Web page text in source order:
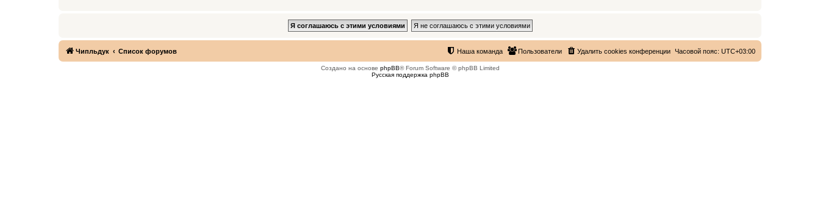
Чипльдук Список форумов Часовой пояс: UTC+03:00
Удалить cookies конференции
Пользователи
Наша команда
Создано на основе phpBB® Forum Software © phpBB Limited
Русская поддержка phpBB